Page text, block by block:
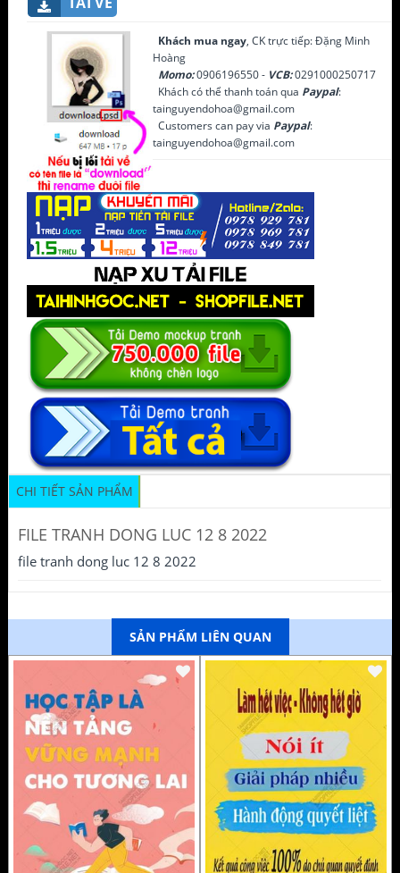
Khách mua ngay, CK trực tiếp: Đặng Minh
Hoàng
Momo:0906196550 - VCB:0291000250717
Khách có thể thanh toán qua Paypal:
tainguyendohoa@gmail.com
Customers can pay via Paypal:
tainguyendohoa@gmail.com
CHI TIẾT SẢN PHẨM
FILE TRANH DONG LUC 12 8 2022
file tranh dong luc 12 8 2022
SẢN PHẨM LIÊN QUAN